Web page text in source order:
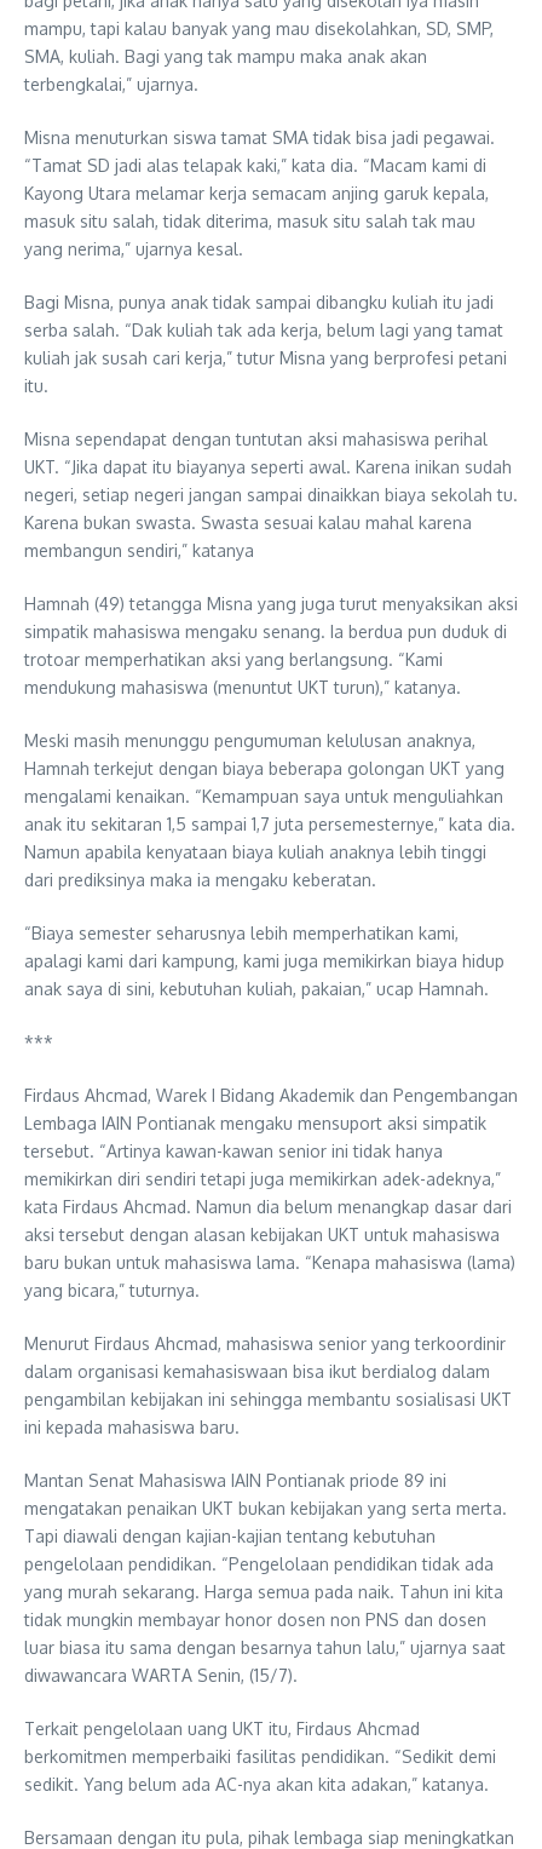
mampu, tapi kalau banyak yang mau disekolahkan, SD, SMP,
SMA, kuliah. Bagi yang tak mampu maka anak akan
terbengkalai,” ujarnya.
Misna menuturkan siswa tamat SMA tidak bisa jadi pegawai.
“Tamat SD jadi alas telapak kaki,” kata dia. “Macam kami di
Kayong Utara melamar kerja semacam anjing garuk kepala,
masuk situ salah, tidak diterima, masuk situ salah tak mau
yang nerima,” ujarnya kesal.
Bagi Misna, punya anak tidak sampai dibangku kuliah itu jadi
serba salah. “Dak kuliah tak ada kerja, belum lagi yang tamat
kuliah jak susah cari kerja,” tutur Misna yang berprofesi petani
itu.
Misna sependapat dengan tuntutan aksi mahasiswa perihal
UKT. “Jika dapat itu biayanya seperti awal. Karena inikan sudah
negeri, setiap negeri jangan sampai dinaikkan biaya sekolah tu.
Karena bukan swasta. Swasta sesuai kalau mahal karena
membangun sendiri,” katanya
Hamnah (49) tetangga Misna yang juga turut menyaksikan aksi
simpatik mahasiswa mengaku senang. Ia berdua pun duduk di
trotoar memperhatikan aksi yang berlangsung. “Kami
mendukung mahasiswa (menuntut UKT turun),” katanya.
Meski masih menunggu pengumuman kelulusan anaknya,
Hamnah terkejut dengan biaya beberapa golongan UKT yang
mengalami kenaikan. “Kemampuan saya untuk menguliahkan
anak itu sekitaran 1,5 sampai 1,7 juta persemesternye,” kata dia.
Namun apabila kenyataan biaya kuliah anaknya lebih tinggi
dari prediksinya maka ia mengaku keberatan.
“Biaya semester seharusnya lebih memperhatikan kami,
apalagi kami dari kampung, kami juga memikirkan biaya hidup
anak saya di sini, kebutuhan kuliah, pakaian,” ucap Hamnah.
***
Firdaus Ahcmad, Warek I Bidang Akademik dan Pengembangan
Lembaga IAIN Pontianak mengaku mensuport aksi simpatik
tersebut. “Artinya kawan-kawan senior ini tidak hanya
memikirkan diri sendiri tetapi juga memikirkan adek-adeknya,”
kata Firdaus Ahcmad. Namun dia belum menangkap dasar dari
aksi tersebut dengan alasan kebijakan UKT untuk mahasiswa
baru bukan untuk mahasiswa lama. “Kenapa mahasiswa (lama)
yang bicara,” tuturnya.
Menurut Firdaus Ahcmad, mahasiswa senior yang terkoordinir
dalam organisasi kemahasiswaan bisa ikut berdialog dalam
pengambilan kebijakan ini sehingga membantu sosialisasi UKT
ini kepada mahasiswa baru.
Mantan Senat Mahasiswa IAIN Pontianak priode 89 ini
mengatakan penaikan UKT bukan kebijakan yang serta merta.
Tapi diawali dengan kajian-kajian tentang kebutuhan
pengelolaan pendidikan. “Pengelolaan pendidikan tidak ada
yang murah sekarang. Harga semua pada naik. Tahun ini kita
tidak mungkin membayar honor dosen non PNS dan dosen
luar biasa itu sama dengan besarnya tahun lalu,” ujarnya saat
diwawancara WARTA Senin, (15/7).
Terkait pengelolaan uang UKT itu, Firdaus Ahcmad
berkomitmen memperbaiki fasilitas pendidikan. “Sedikit demi
sedikit. Yang belum ada AC-nya akan kita adakan,” katanya.
Bersamaan dengan itu pula, pihak lembaga siap meningkatkan